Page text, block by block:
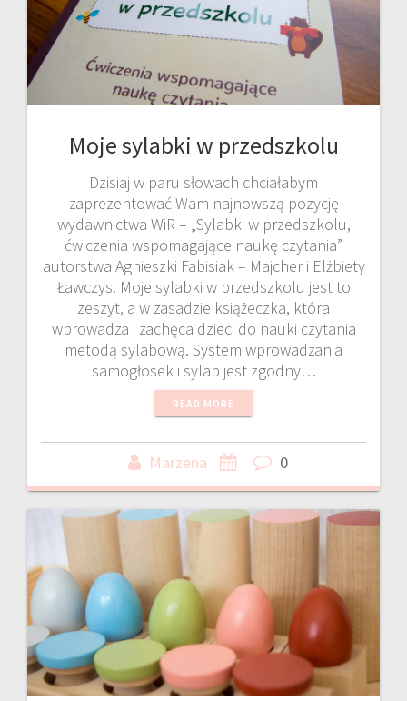
Moje sylabki w przedszkolu
Dzisiaj w paru słowach chciałabym
zaprezentować Wam najnowszą pozycję
wydawnictwa WiR – „Sylabki w przedszkolu,
ćwiczenia wspomagające naukę czytania”
autorstwa Agnieszki Fabisiak – Majcher i Elżbiety
Ławczys. Moje sylabki w przedszkolu jest to
zeszyt, a w zasadzie książeczka, która
wprowadza i zachęca dzieci do nauki czytania
metodą sylabową. System wprowadzania
samogłosek i sylab jest zgodny…
READ MORE
Marzena 0